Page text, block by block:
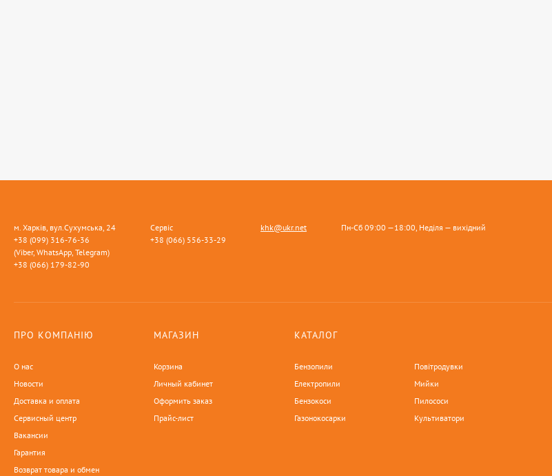
м. Харків, вул.Сухумська, 24
+38 (099) 316-76-36
(Viber, WhatsApp, Telegram)
+38 (066) 179-82-90
Сервіс
+38 (066) 556-33-29
khk@ukr.net Пн-Сб 09:00 —18:00, Неділя — вихідний
ПРО КОМПАНІЮ
О нас
Новости
Доставка и оплата
Сервисный центр
Вакансии
Гарантия
Возврат товара и обмен
МАГАЗИН
Корзина
Личный кабинет
Оформить заказ
Прайс-лист
КАТАЛОГ
Бензопили
Електропили
Бензокоси
Газонокосарки
Повітродувки
Мийки
Пилососи
Культиватори